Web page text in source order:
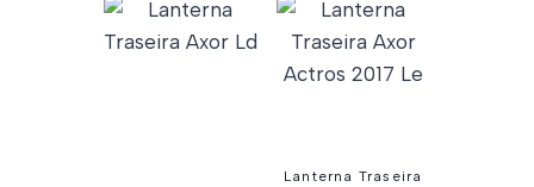
Lanterna Traseira